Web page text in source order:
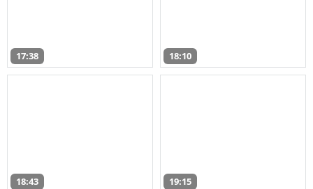
17:38 18:10
18:43 19:15